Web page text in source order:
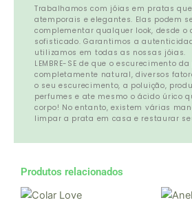
Trabalhamos com jóias em pratas
atemporais e elegantes. Elas podem
complementar qualquer look, desde o
sofisticado. Garantimos a
utilizamos em todas as nossas jóias.
LEMBRE-SE de que o escurecimento
completamente natural, diversos
o seu escurecimento, a poluição,
perfumes e ate mesmo o ácido úrico
corpo! No entanto, existem várias
limpar a prata em casa e restaurar
Produtos relacionados